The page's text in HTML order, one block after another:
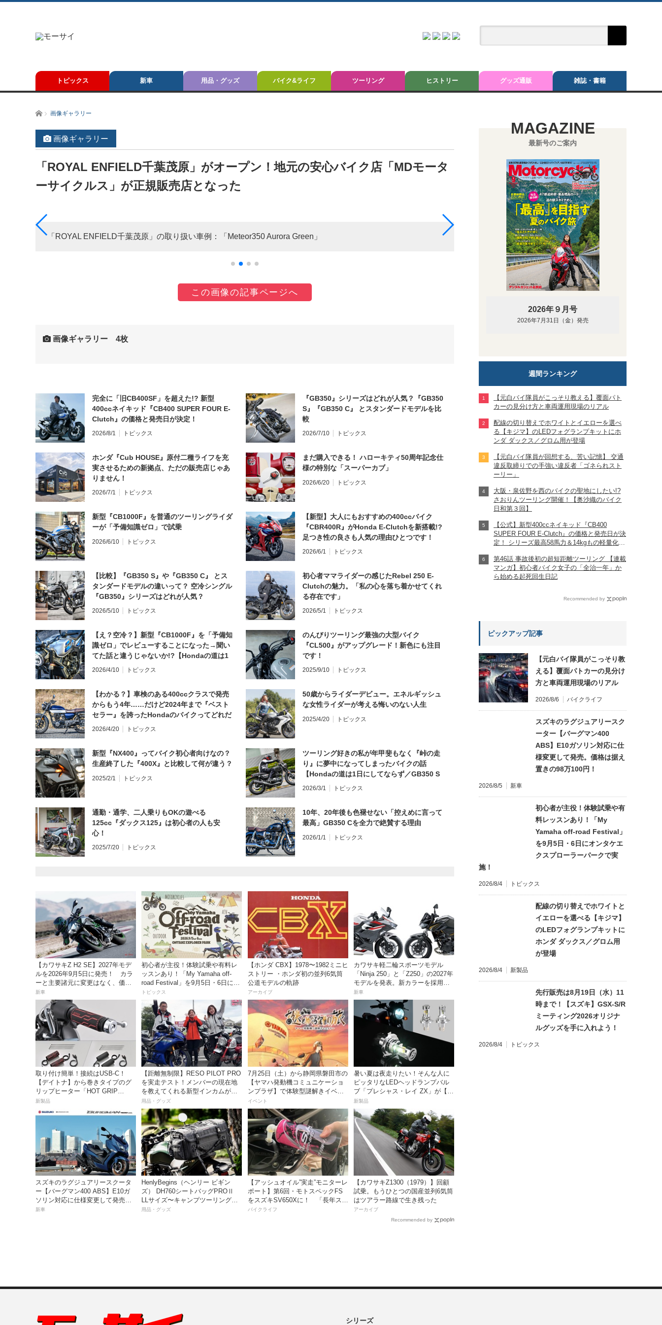
トピックス 新車 用品・グッズ バイク&ライフ ツーリング ヒストリー グッズ通販 雑誌・書籍
ホーム画像ギャラリー
画像ギャラリー
「ROYAL ENFIELD千葉茂原」がオープン！地元の安心バイク店「MDモータ
ーサイクルス」が正規販売店となった
「ROYAL ENFIELD千葉茂原」の取り扱い車例：「Meteor350 Aurora Green」 「ROYAL ENFIELD千葉茂原」の取り扱い車例：「
この画像の記事ページへ
画像ギャラリー 4枚
完全に「旧CB400SF」を超えた!? 新型
400ccネイキッド『CB400 SUPER FOUR E-
Clutch』の価格と発売日が決定！
2026/8/1 トピックス
『GB350』シリーズはどれが人気？『GB350
S』『GB350 C』 とスタンダードモデルを比
較
2026/7/10 トピックス
ホンダ『Cub HOUSE』原付二種ライフを充
実させるための新拠点、ただの販売店じゃあ
りません！
2026/7/1 トピックス
まだ購入できる！ ハローキティ50周年記念仕
様の特別な「スーパーカブ」
2026/6/20 トピックス
新型『CB1000F』を普通のツーリングライダ
ーが「予備知識ゼロ」で試乗
2026/6/10 トピックス
【新型】大人にもおすすめの400ccバイク
『CBR400R』がHonda E-Clutchを新搭載!?
足つき性の良さも人気の理由ひとつです！
2026/6/1 トピックス
【比較】『GB350 S』や『GB350 C』 とス
タンダードモデルの違いって？ 空冷シングル
『GB350』シリーズはどれが人気？
2026/5/10 トピックス
初心者ママライダーの感じたRebel 250 E-
Clutchの魅力。「私の心を落ち着かせてくれ
る存在です」
2026/5/1 トピックス
【え？空冷？】新型『CB1000F』を「予備知
識ゼロ」でレビューすることになった→聞い
てた話と違うじゃないか!?【Hondaの道は1
日にしてならず／CB1000F ①第一印象 編】
2026/4/10 トピックス
のんびりツーリング最強の大型バイク
『CL500』がアップグレード！新色にも注目
です！
2025/9/10 トピックス
【わかる？】車検のある400ccクラスで発売
からもう4年……だけど2024年まで『ベスト
セラー』を誇ったHondaのバイクってどれだ
と思う？
2026/4/20 トピックス
50歳からライダーデビュー。エネルギッシュ
な女性ライダーが考える悔いのない人生
2025/4/20 トピックス
新型『NX400』ってバイク初心者向けなの？
生産終了した『400X』と比較して何が違う？
2025/2/1 トピックス
ツーリング好きの私が年甲斐もなく『峠の走
り』に夢中になってしまったバイクの話
【Hondaの道は1日にしてならず／GB350 S
インプレ・レビュー 前編】
2026/3/1 トピックス
通勤・通学、二人乗りもOKの遊べる
125cc『ダックス125』は初心者の人も安
心！
2025/7/20 トピックス
10年、20年後も色褪せない「控えめに言って
最高」GB350 Cを全力で絶賛する理由
2026/1/1 トピックス
【カワサキZ H2 SE】2027年モデ
ルを2026年9月5日に発売！ カラ
ーと主要諸元に変更はなく、価格
は据え置きの247万5000円！
新車
初心者が主役！体験試乗や有料レ
ッスンあり！「My Yamaha off-
road Festival」を9月5日・6日にオ
ンタケエクスプローラーパークで
実施！
トピックス
【ホンダ CBX】1978〜1982ミニヒ
ストリー ・ホンダ初の並列6気筒
公道モデルの軌跡
アーカイブ
カワサキ軽二輪スポーツモデル
「Ninja 250」と「Z250」の2027年
モデルを発表。新カラーを採用し9
月5日より発売！
新車
取り付け簡単！接続はUSB-C！
【デイトナ】から巻きタイプのグ
リップヒーター「HOT GRIP
WRAP HEAT」が登場
新製品
【距離無制限】RESO PILOT PRO
を実走テスト！メンバーの現在地
を教えてくれる新型インカムがめ
っちゃ便利な３つの理由【動画付
き】
用品・グッズ
7月25日（土）から静岡県磐田市の
【ヤマハ発動機コミュニケーショ
ンプラザ】で体験型謎解きイベン
トを開催！
イベント
暑い夏は夜走りたい！そんな人に
ピッタリなLEDヘッドランプバル
ブ「プレシャス・レイ ZX」が【デ
イトナ】から登場
新製品
スズキのラグジュアリースクータ
ー【バーグマン400 ABS】E10ガ
ソリン対応に仕様変更して発売。
価格は据え置きの98万100円！
新車
HenlyBegins（ヘンリー ビギン
ズ） DH760シートバッグPROⅡ
LLサイズ〜キャンプツーリングに
も安心の大容量ツアーバッグ〜
用品・グッズ
【アッシュオイル”実走”モニターレ
ポート】第6回・モトスペックFS
をスズキSV650Xに！ 「長年スト
レスだったシフトの固さがコレの
バイクライフ
【カワサキZ1300（1979）】回顧
試乗。もうひとつの国産並列6気筒
はツアラー路線で生き残った
アーカイブ
Recommended by
MAGAZINE
最新号のご案内
2026年９月号
2026年7月31日（金）発売
週間ランキング
【元白バイ隊員がこっそり教える】覆面パト
カーの見分け方と車両運用現場のリアル
配線の切り替えでホワイトとイエローを選べ
る【キジマ】のLEDフォグランプキットにホ
ンダ ダックス／グロム用が登場
【元白バイ隊員が回想する、苦い記憶】 交通
違反取締りでの手強い違反者「ゴネられスト
ーリー」
大阪・泉佐野を西のバイクの聖地にしたい!?
さおりんツーリング開催！【奥沙織のバイク
日和第３回】
【公式】新型400ccネイキッド『CB400
SUPER FOUR E-Clutch』の価格と発売日が決
定！ シリーズ最高58馬力＆14kgもの軽量化!?
【Honda2026新車ニュース】
第46話 事故後初の超短距離ツーリング 【連載
マンガ】初心者バイク女子の「全治一年」か
ら始める起死回生日記
Recommended by
ピックアップ記事
【元白バイ隊員がこっそり教
える】覆面パトカーの見分け
方と車両運用現場のリアル
2026/8/6 バイクライフ
スズキのラグジュアリースク
ーター【バーグマン400
ABS】E10ガソリン対応に仕
様変更して発売。価格は据え
置きの98万100円！
2026/8/5 新車
初心者が主役！体験試乗や有
料レッスンあり！「My
Yamaha off-road Festival」
を9月5日・6日にオンタケエ
クスプローラーパークで実
施！
2026/8/4 トピックス
配線の切り替えでホワイトと
イエローを選べる【キジマ】
のLEDフォグランプキットに
ホンダ ダックス／グロム用
が登場
2026/8/4 新製品
先行販売は8月19日（水）11
時まで！【スズキ】GSX-S/R
ミーティング2026オリジナ
ルグッズを手に入れよう！
2026/8/4 トピックス
シリーズ